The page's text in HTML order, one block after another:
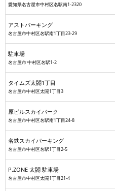
愛知県名古屋市中村区名駅南1-2320
アストパーキング
名古屋市中村区名駅南1丁目23-29
駐車場
名古屋市 中村区名駅1-2
タイムズ太閤1丁目
名古屋市中村区太閤1丁目3
原ビルスカイパーク
名古屋市中村区名駅南1丁目24-8
名鉄スカイパーキング
名古屋市中村区名駅1丁目2-5
P.ZONE 太閤 駐車場
名古屋市中村区太閤1丁目21-4